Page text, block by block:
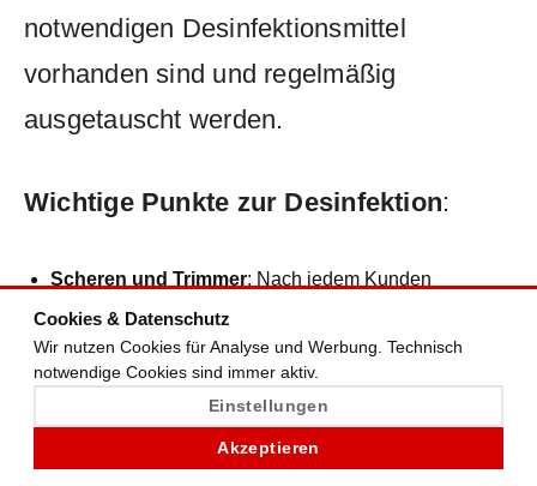
Cookies & Datenschutz
Wir nutzen Cookies für Analyse und Werbung. Technisch
notwendige Cookies sind immer aktiv.
Einstellungen
Akzeptieren
notwendigen Desinfektionsmittel ​
vorhanden sind und regelmäßig
ausgetauscht werden.
Wichtige Punkte zur Desinfektion:
Scheren und Trimmer: Nach jedem Kunden
‌desinfizieren.
Kämme und Bürsten: Regelmäßige Reinigung und⁣
Desinfektion.
: Nutzung ⁤von Einmalhandtüchern oder
Wechsel ‍nach jedem Kunden.